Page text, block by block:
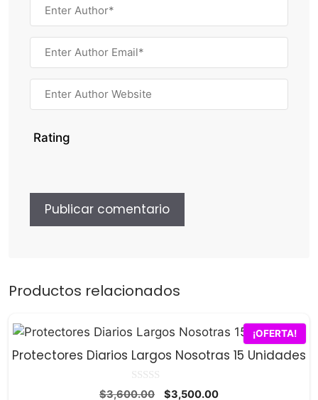
Rating
Productos relacionados
¡OFERTA!
Protectores Diarios Largos Nosotras 15 Unidades
0
$3,600.00 El
$3,500.00El